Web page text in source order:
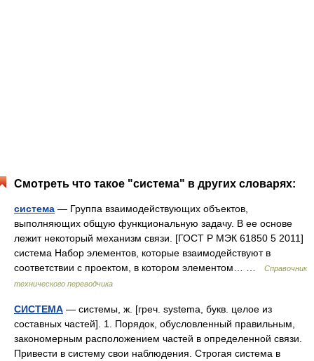
Смотреть что такое "система" в других словарях:
система — Группа взаимодействующих объектов,
выполняющих общую функциональную задачу. В ее основе
лежит некоторый механизм связи. [ГОСТ Р МЭК 61850 5 2011]
система Набор элементов, которые взаимодействуют в
соответствии с проектом, в котором элементом… …
Справочник
технического переводчика
СИСТЕМА — системы, ж. [греч. systema, букв. целое из
составных частей]. 1. Порядок, обусловленный правильным,
закономерным расположением частей в определенной связи.
Привести в систему свои наблюдения. Строгая система в